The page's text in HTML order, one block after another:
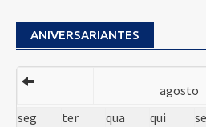
ANIVERSARIANTES
agosto
seg
ter qua qui